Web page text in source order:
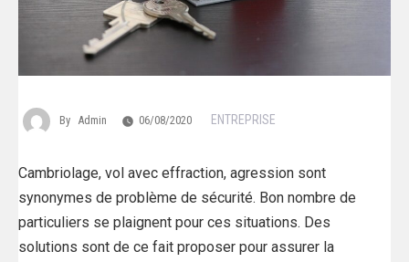
By Admin 06/08/2020 ENTREPRISE
Cambriolage, vol avec effraction, agression sont
synonymes de problème de sécurité. Bon nombre de
particuliers se plaignent pour ces situations. Des
solutions sont de ce fait proposer pour assurer la